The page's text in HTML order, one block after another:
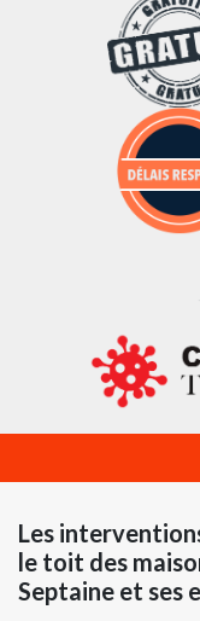
Les
le toit des
Septaine et ses